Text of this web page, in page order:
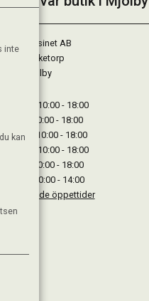
StallMagasinet AB
Västra Lärketorp
59595 Mjölby
Måndag : 10:00 - 18:00
: 10:00 - 18:00
Onsdag : 10:00 - 18:00
Torsdag : 10:00 - 18:00
Fredag : 10:00 - 18:00
Lördag : 10:00 - 14:00
Se avvikande öppettider
inte
kan